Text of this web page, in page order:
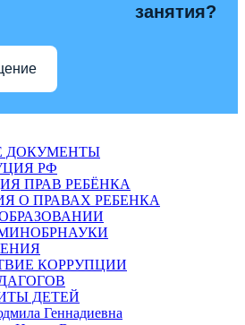
занятия?
ДОКУМЕНТЫ
РФ
ПРАВ РЕБЁНКА
О ПРАВАХ РЕБЕНКА
КОРРУПЦИИ
ДЕТЕЙ
Геннадиевна